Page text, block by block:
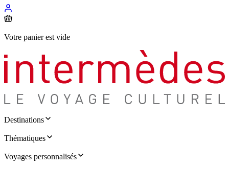
Votre panier est vide
Destinations
Thématiques
Voyages personnalisés